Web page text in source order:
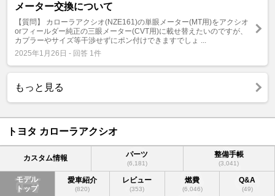
メーター交換について
【質問】 カローラアクシオ(NZE161)の単眼メーター(MT用)をアクシオ
orフィールダー純正の三眼メーター(CVT用)に載せ替えたいのですが、
カプラーやサイズ等干渉せずにポン付けできますでしょ ...
2025年1月26日 - 回答 1件
もっと見る
トヨタ カローラアクシオ
カスタム情報 パーツ
(6,181)
整備手帳
(3,041)
モデル
トップ
愛車紹介
(820)
レビュー
(353)
燃費
(6,046)
Q&A
(49)